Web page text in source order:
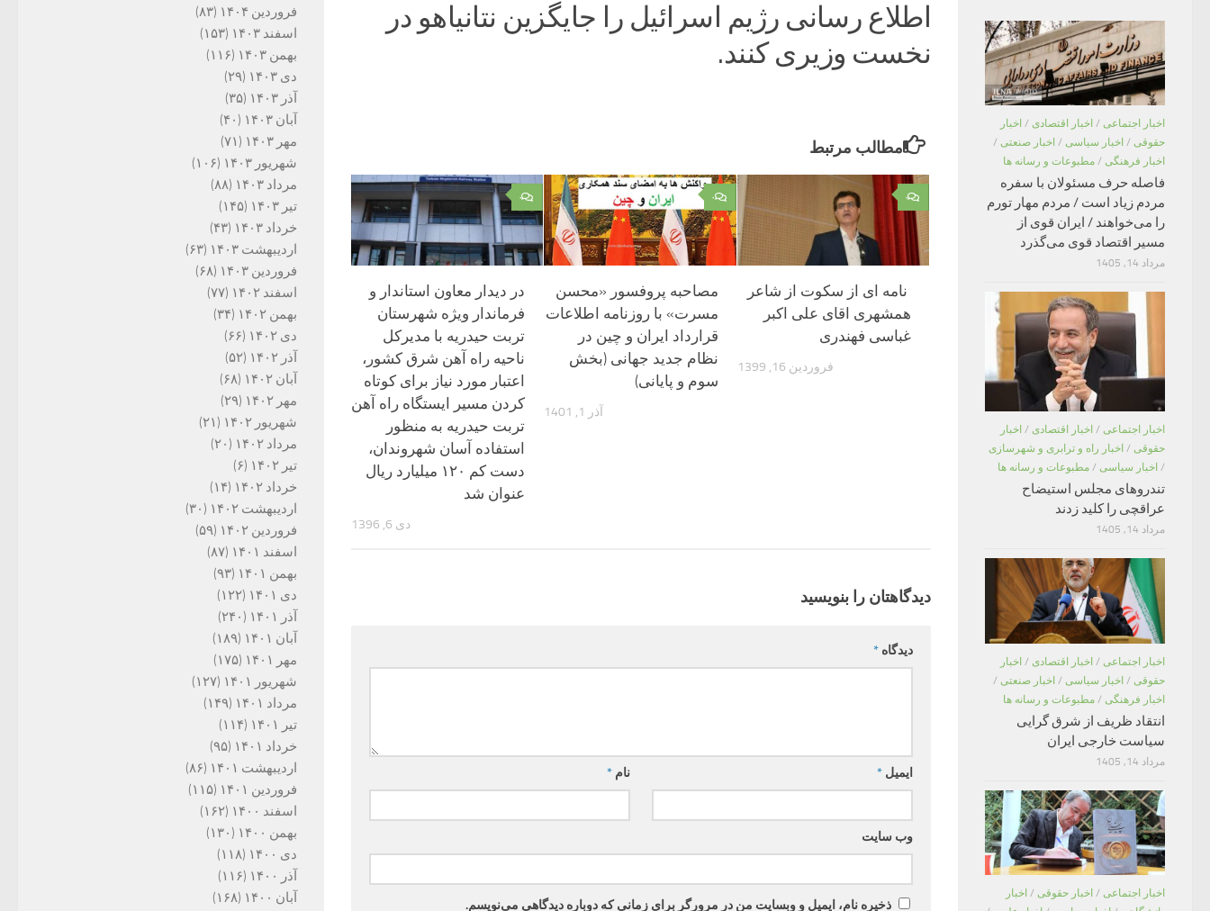
اطلاع رسانی رژیم اسرائیل را جایگزین نتانیاهو در
نخست وزیری کنند.
مطالب مرتبط
۰
در دیدار معاون استاندار و
فرماندار ویژه شهرستان
تربت حیدریه با مدیرکل
ناحیه راه آهن شرق کشور،
اعتبار مورد نیاز برای کوتاه
کردن مسیر ایستگاه راه آهن
تربت حیدریه به منظور
استفاده آسان شهروندان،
دست کم ۱۲۰ میلیارد ریال
عنوان شد
دی 6, 1396
۰
مصاحبه پروفسور «محسن
مسرت» با روزنامه اطلاعات
قرارداد ایران و چین در
نظام جدید جهانی (بخش
سوم و پایانی)
آذر 1, 1401
۰
‍ نامه ای از سکوت از شاعر
همشهری اقای علی اکبر
غباسی فهندری
فروردین 16, 1399
دیدگاهتان را بنویسید
دیدگاه *
نام* ایمیل *
وب‌ سایت
ذخیره نام، ایمیل و وبسایت من در مرورگر برای زمانی که دوباره دیدگاهی می‌نویسم.
فروردین ۱۴۰۴
(۸۳)
اسفند ۱۴۰۳
(۱۵۳)
بهمن ۱۴۰۳
(۱۱۶)
دی ۱۴۰۳
(۲۹)
آذر ۱۴۰۳
(۳۵)
آبان ۱۴۰۳
(۴۰)
مهر ۱۴۰۳
(۷۱)
شهریور ۱۴۰۳
(۱۰۶)
مرداد ۱۴۰۳
(۸۸)
تیر ۱۴۰۳
(۱۴۵)
خرداد ۱۴۰۳
(۴۳)
اردیبهشت ۱۴۰۳
(۶۳)
فروردین ۱۴۰۳
(۶۸)
اسفند ۱۴۰۲
(۷۷)
بهمن ۱۴۰۲
(۳۴)
دی ۱۴۰۲
(۶۶)
آذر ۱۴۰۲
(۵۲)
آبان ۱۴۰۲
(۶۸)
مهر ۱۴۰۲
(۲۹)
شهریور ۱۴۰۲
(۲۱)
مرداد ۱۴۰۲
(۲۰)
تیر ۱۴۰۲
(۶)
خرداد ۱۴۰۲
(۱۴)
اردیبهشت ۱۴۰۲
(۳۰)
فروردین ۱۴۰۲
(۵۹)
اسفند ۱۴۰۱
(۸۷)
بهمن ۱۴۰۱
(۹۳)
دی ۱۴۰۱
(۱۲۲)
آذر ۱۴۰۱
(۲۴۰)
آبان ۱۴۰۱
(۱۸۹)
مهر ۱۴۰۱
(۱۷۵)
شهریور ۱۴۰۱
(۱۲۷)
مرداد ۱۴۰۱
(۱۴۹)
تیر ۱۴۰۱
(۱۱۴)
خرداد ۱۴۰۱
(۹۵)
اردیبهشت ۱۴۰۱
(۸۶)
فروردین ۱۴۰۱
(۱۱۵)
اسفند ۱۴۰۰
(۱۶۲)
بهمن ۱۴۰۰
(۱۳۰)
دی ۱۴۰۰
(۱۱۸)
آذر ۱۴۰۰
(۱۱۶)
آبان ۱۴۰۰
(۱۶۸)
اخبار اجتماعی / اخبار اقتصادی / اخبار
حقوقی / اخبار سیاسی / اخبار صنعتی /
اخبار فرهنگی / مطبوعات و رسانه ها
فاصله حرف مسئولان با سفره
مردم زیاد است / مردم مهار تورم
را می‌خواهند / ایران قوی از
مسیر اقتصاد قوی می‌گذرد
مرداد 14, 1405
اخبار اجتماعی / اخبار اقتصادی / اخبار
حقوقی / اخبار راه و ترابری و شهرسازی
/ اخبار سیاسی / مطبوعات و رسانه ها
تندروهای مجلس استیضاح
عراقچی را کلید زدند
مرداد 14, 1405
اخبار اجتماعی / اخبار اقتصادی / اخبار
حقوقی / اخبار سیاسی / اخبار صنعتی /
اخبار فرهنگی / مطبوعات و رسانه ها
انتقاد ظریف از شرق گرایی
سیاست خارجی ایران
مرداد 14, 1405
اخبار اجتماعی / اخبار حقوقی / اخبار